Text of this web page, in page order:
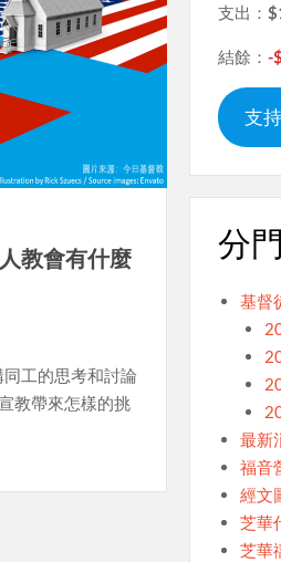
教會有什麼
工的思考和討論
教帶來怎樣的挑
支出：
結餘： -
支
分
基督
最新
福音
經文
芝華
芝華